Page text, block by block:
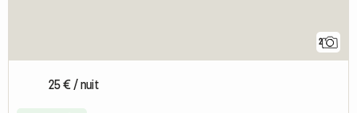
2
25 € / nuit